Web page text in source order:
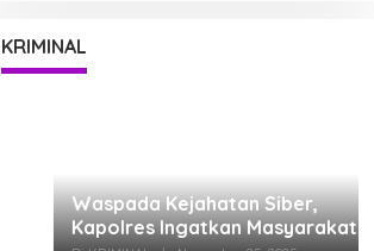
KRIMINAL
Tak Mudah Percaya Tawaran
Digital
Di KRIMINAL